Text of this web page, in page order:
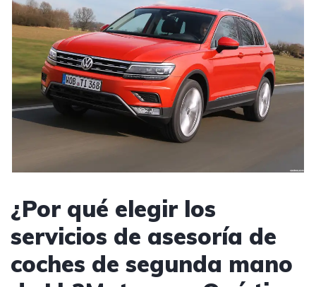
¿Por qué elegir los
servicios de asesoría de
coches de segunda mano